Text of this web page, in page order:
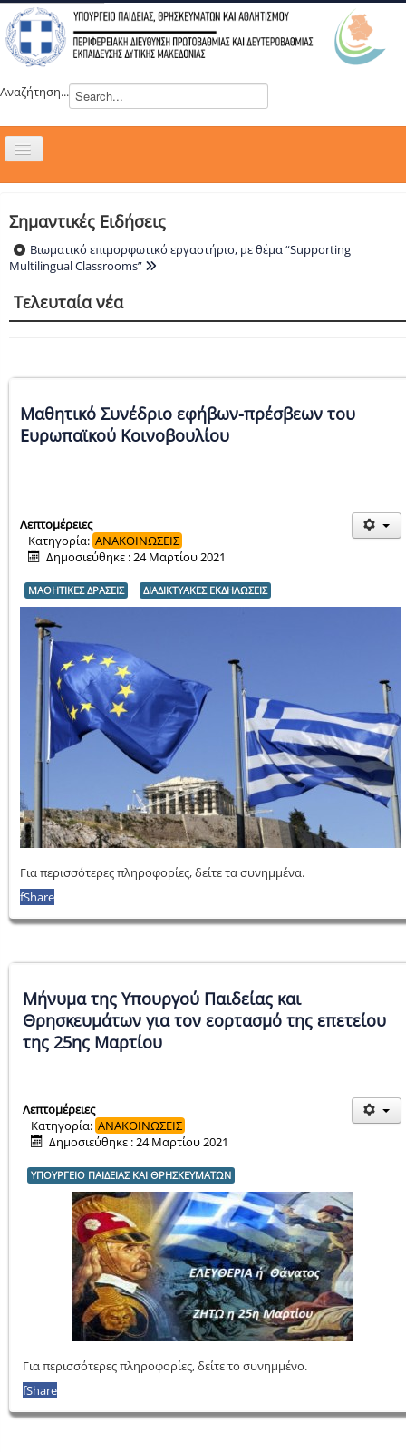
Αναζήτηση...
Εναλλαγή
ΝΕΑ
ΣΥΜΒΟΥΛΙΑ
ΕΥΡΩΠΑΪΚΑ ΠΡΟΓΡΑΜΜΑΤΑ
ΜΑΘΗΤΕΙΑ
ΕΞ ΑΠΟΣΤΑΣΕΩΣ ΕΚΠΑΙΔΕΥΣΗ
Σημαντικές Ειδήσεις
Βιωματικό επιμορφωτικό εργαστήριο, με θέμα “Supporting
Multilingual Classrooms”
Τελευταία νέα
Μαθητικό Συνέδριο εφήβων-πρέσβεων του
Ευρωπαϊκού Κοινοβουλίου
Λεπτομέρειες
Κατηγορία: ΑΝΑΚΟΙΝΩΣΕΙΣ
Δημοσιεύθηκε : 24 Μαρτίου 2021
ΜΑΘΗΤΙΚΕΣ ΔΡΑΣΕΙΣ ΔΙΑΔΙΚΤΥΑΚΕΣ ΕΚΔΗΛΩΣΕΙΣ
Για περισσότερες πληροφορίες, δείτε τα συνημμένα.
fShare
Μήνυμα της Υπουργού Παιδείας και
Θρησκευμάτων για τον εορτασμό της επετείου
της 25ης Μαρτίου
Λεπτομέρειες
Κατηγορία: ΑΝΑΚΟΙΝΩΣΕΙΣ
Δημοσιεύθηκε : 24 Μαρτίου 2021
ΥΠΟΥΡΓΕΙΟ ΠΑΙΔΕΙΑΣ ΚΑΙ ΘΡΗΣΚΕΥΜΑΤΩΝ
Για περισσότερες πληροφορίες, δείτε το συνημμένο.
fShare